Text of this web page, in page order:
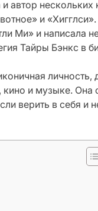
автор
и
Ми» и написала
Тайры Бэнкс в
кино и музыке.
верить в себя и